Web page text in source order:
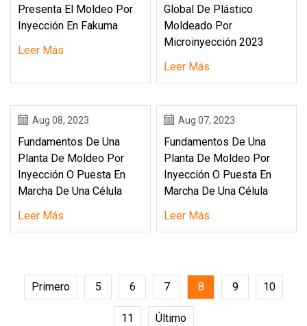
Presenta El Moldeo Por
Inyección En Fakuma
Leer Más
Global De Plástico
Moldeado Por
Microinyección 2023
Leer Más
Aug 08, 2023
Fundamentos De Una
Planta De Moldeo Por
Inyección O Puesta En
Marcha De Una Célula
Leer Más
Aug 07, 2023
Fundamentos De Una
Planta De Moldeo Por
Inyección O Puesta En
Marcha De Una Célula
Leer Más
Primero 5 6 7 8 9 10
11 Último